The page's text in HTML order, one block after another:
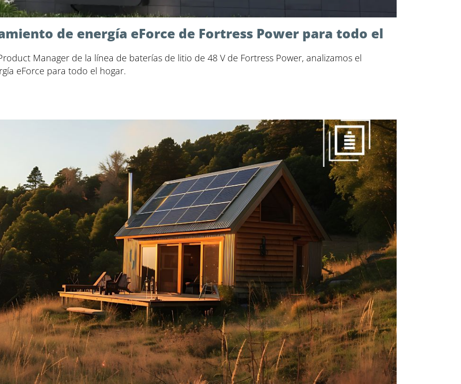
de energía eForce de Fortress Power para todo el
Manager de la línea de baterías de litio de 48 V de Fortress Power, analizamos el
eForce para todo el hogar.